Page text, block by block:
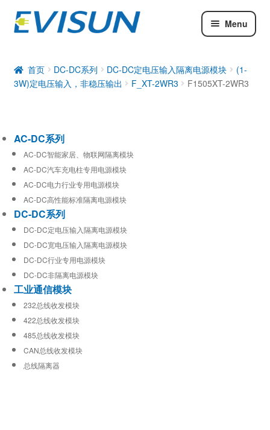
Menu
DC-DC系列
工业通信模块
首页 DC-DC系列 DC-DC定电压输入隔离电源模块
(1-
3W)定电压输入，非稳压输出
F_XT-2WR3 F1505XT-2WR3
AC-DC系列
AC-DC智能家居、物联网隔离模块
AC-DC汽车充电柱专用电源模块
AC-DC电力行业专用电源模块
AC-DC高性能标准隔离电源模块
DC-DC系列
DC-DC定电压输入隔离电源模块
DC-DC宽电压输入隔离电源模块
DC-DC行业专用电源模块
DC-DC非隔离电源模块
工业通信模块
232总线收发模块
422总线收发模块
485总线收发模块
CAN总线收发模块
总线隔离器